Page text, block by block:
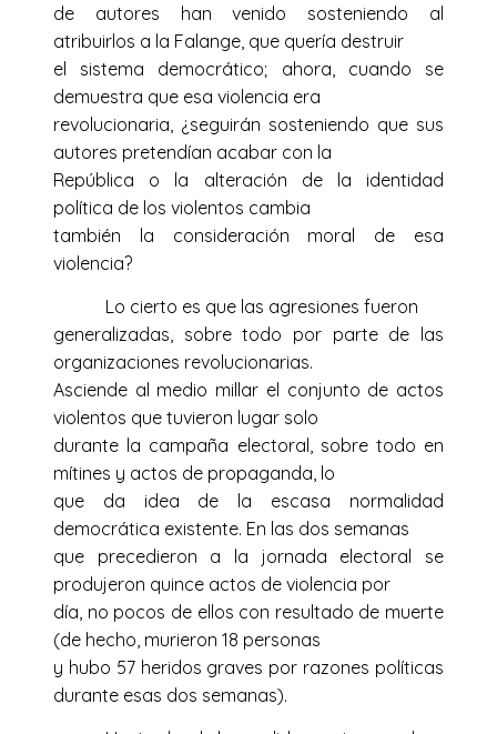
de autores han venido sosteniendo al
atribuirlos a la Falange, que quería destruir
el sistema democrático; ahora, cuando se
demuestra que esa violencia era
revolucionaria, ¿seguirán sosteniendo que sus
autores pretendían acabar con la
República o la alteración de la identidad
política de los violentos cambia
también la consideración moral de esa
violencia?
Lo cierto es que las agresiones fueron
generalizadas, sobre todo por parte de las
organizaciones revolucionarias.
Asciende al medio millar el conjunto de actos
violentos que tuvieron lugar solo
durante la campaña electoral, sobre todo en
mítines y actos de propaganda, lo
que da idea de la escasa normalidad
democrática existente. En las dos semanas
que precedieron a la jornada electoral se
produjeron quince actos de violencia por
día, no pocos de ellos con resultado de muerte
(de hecho, murieron 18 personas
y hubo 57 heridos graves por razones políticas
durante esas dos semanas).